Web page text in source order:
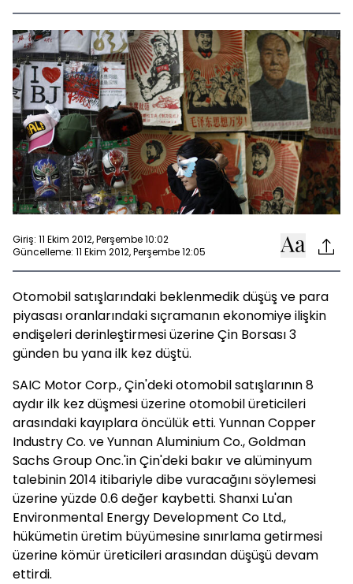
Giriş: 11 Ekim 2012, Perşembe 10:02
Güncelleme: 11 Ekim 2012, Perşembe 12:05
Otomobil satışlarındaki beklenmedik düşüş ve para
piyasası oranlarındaki sıçramanın ekonomiye ilişkin
endişeleri derinleştirmesi üzerine Çin Borsası 3
günden bu yana ilk kez düştü.
SAIC Motor Corp., Çin'deki otomobil satışlarının 8
aydır ilk kez düşmesi üzerine otomobil üreticileri
arasındaki kayıplara öncülük etti. Yunnan Copper
Industry Co. ve Yunnan Aluminium Co., Goldman
Sachs Group Onc.'in Çin'deki bakır ve alüminyum
talebinin 2014 itibariyle dibe vuracağını söylemesi
üzerine yüzde 0.6 değer kaybetti. Shanxi Lu'an
Environmental Energy Development Co Ltd.,
hükümetin üretim büyümesine sınırlama getirmesi
üzerine kömür üreticileri arasından düşüşü devam
ettirdi.